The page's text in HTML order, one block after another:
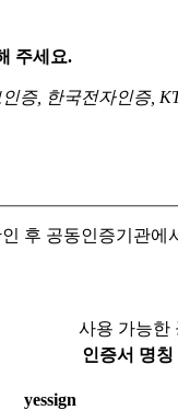
주세요.
증, 한국전자인증,
후 공동인증기관
사용 가능한
인증서 명칭
yessign